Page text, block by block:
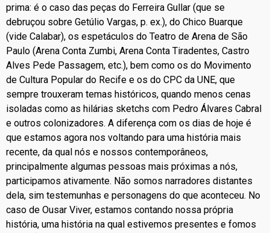
prima: é o caso das peças do Ferreira Gullar (que se
debruçou sobre Getúlio Vargas, p. ex.), do Chico Buarque
(vide Calabar), os espetáculos do Teatro de Arena de São
Paulo (Arena Conta Zumbi, Arena Conta Tiradentes, Castro
Alves Pede Passagem, etc.), bem como os do Movimento
de Cultura Popular do Recife e os do CPC da UNE, que
sempre trouxeram temas históricos, quando menos cenas
isoladas como as hilárias sketchs com Pedro Álvares Cabral
e outros colonizadores. A diferença com os dias de hoje é
que estamos agora nos voltando para uma história mais
recente, da qual nós e nossos contemporâneos,
principalmente algumas pessoas mais próximas a nós,
participamos ativamente. Não somos narradores distantes
dela, sim testemunhas e personagens do que aconteceu. No
caso de Ousar Viver, estamos contando nossa própria
história, uma história na qual estivemos presentes e fomos